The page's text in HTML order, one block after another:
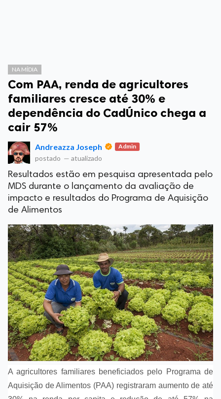
NA MÍDIA
Com PAA, renda de agricultores
familiares cresce até 30% e
dependência do CadÚnico chega a
cair 57%
Andreazza Joseph Admin
postado — atualizado
Resultados estão em pesquisa apresentada pelo
MDS durante o lançamento da avaliação de
impacto e resultados do Programa de Aquisição
de Alimentos
A agricultores familiares beneficiados pelo Programa de
Aquisição de Alimentos (PAA) registraram aumento de até